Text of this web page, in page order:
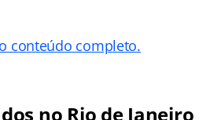
conteúdo completo.
no Rio de Janeiro